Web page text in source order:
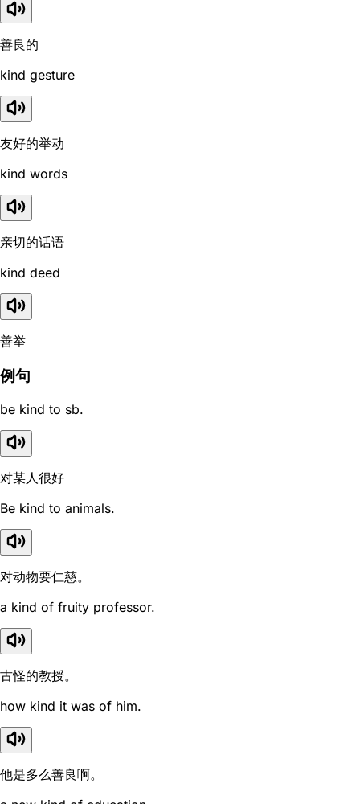
善良的
kind gesture
友好的举动
kind words
亲切的话语
kind deed
善举
例句
be kind to sb.
对某人很好
Be kind to animals.
对动物要仁慈。
a kind of fruity professor.
古怪的教授。
how kind it was of him.
他是多么善良啊。